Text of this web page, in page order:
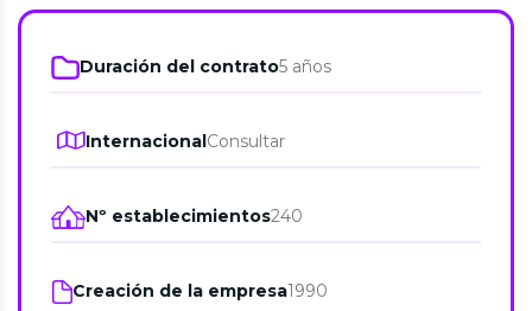
Duración del contrato5 años
InternacionalConsultar
Nº establecimientos240
Creación de la empresa1990